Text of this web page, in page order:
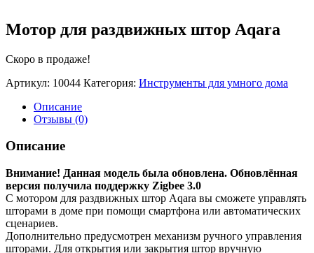
Мотор для раздвижных штор Aqara
Скоро в продаже!
Артикул: 10044 Категория: Инструменты для умного дома
Описание
Отзывы (0)
Описание
Внимание! Данная модель была обновлена. Обновлённая
версия получила поддержку Zigbee 3.0
С мотором для раздвижных штор Aqara вы сможете управлять
шторами в доме при помощи смартфона или автоматических
сценариев.
Дополнительно предусмотрен механизм ручного управления
шторами. Для открытия или закрытия штор вручную